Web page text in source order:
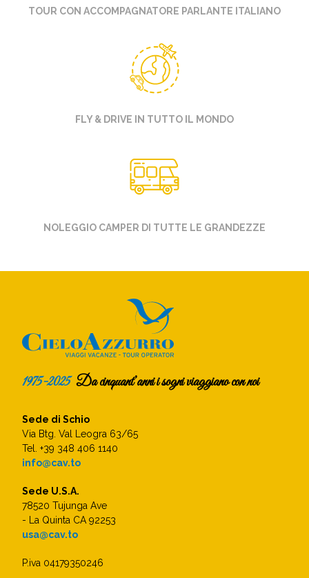
TOUR CON ACCOMPAGNATORE PARLANTE ITALIANO
FLY & DRIVE IN TUTTO IL MONDO
NOLEGGIO CAMPER DI TUTTE LE GRANDEZZE
1975-2025Da cinquant’anni i sogni viaggiano con noi
Sede di Schio
Via Btg. Val Leogra 63/65
Tel. +39 348 406 1140
info@cav.to
Sede U.S.A.
78520 Tujunga Ave
- La Quinta CA 92253
usa@cav.to
P.iva 04179350246